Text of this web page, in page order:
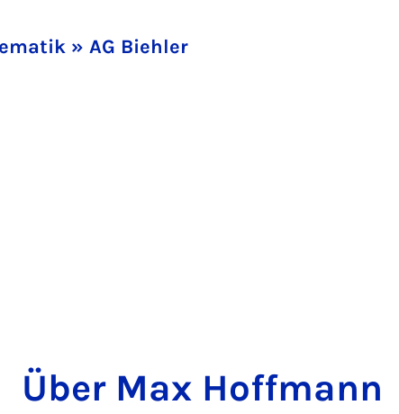
» AG Biehler
Über Max Hoffmann